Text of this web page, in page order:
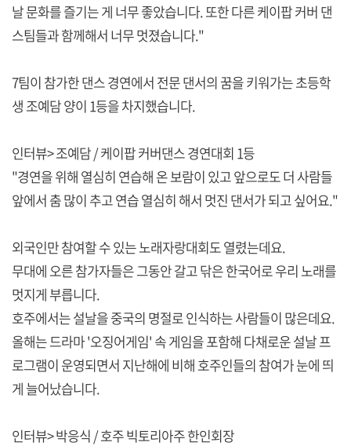
날 문화를 즐기는 게 너무 좋았습니다. 또한 다른 케이팝 커버 댄
스팀들과 함께해서 너무 멋졌습니다."
7팀이 참가한 댄스 경연에서 전문 댄서의 꿈을 키워가는 초등학
생 조예담 양이 1등을 차지했습니다.
인터뷰> 조예담 / 케이팝 커버댄스 경연대회 1등
"경연을 위해 열심히 연습해 온 보람이 있고 앞으로도 더 사람들
앞에서 춤 많이 추고 연습 열심히 해서 멋진 댄서가 되고 싶어요."
외국인만 참여할 수 있는 노래자랑대회도 열렸는데요.
무대에 오른 참가자들은 그동안 갈고 닦은 한국어로 우리 노래를
멋지게 부릅니다.
호주에서는 설날을 중국의 명절로 인식하는 사람들이 많은데요.
올해는 드라마 '오징어게임' 속 게임을 포함해 다채로운 설날 프
로그램이 운영되면서 지난해에 비해 호주인들의 참여가 눈에 띄
게 늘어났습니다.
인터뷰> 박응식 / 호주 빅토리아주 한인회장